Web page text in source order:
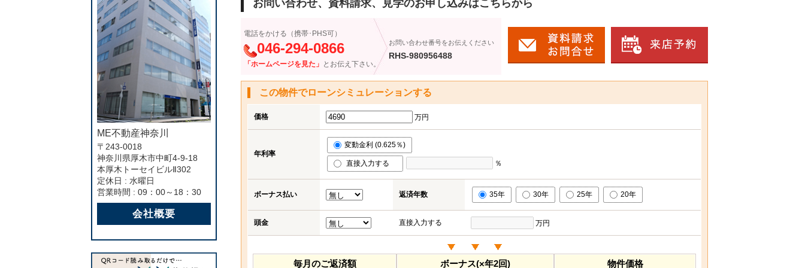
お問い合わせ、資料請求、見学のお申し込みはこちらから
電話をかける（携帯･PHS可）
046-294-0866
「ホームページを見た」 とお伝え下さい。
お問い合わせ番号をお伝えください
RHS-980956488
この物件でローンシミュレーションする
価格 万円
年利率
変動金利 (0.625％)
直接入力する ％
ボーナス払い 返済年数 35年 30年 25年 20年
頭金 直接入力する 万円
毎月のご返済額 ボーナス(×年2回) 物件価格
ME不動産神奈川
〒243-0018
神奈川県厚木市中町4-9-18
本厚木トーセイビルⅡ302
定休日 : 水曜日
営業時間 : 09：00～18：30
会社概要